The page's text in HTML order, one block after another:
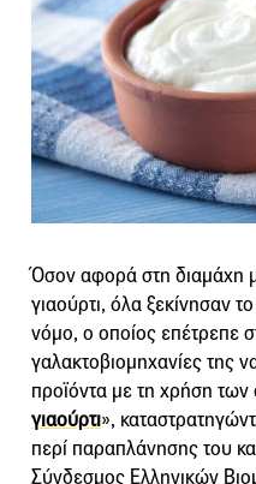
Όσον αφορά στη διαμάχη
γιαούρτι, όλα ξεκίνησαν
νόμο, ο οποίος επέτρεπε
γαλακτοβιομηχανίες της
προϊόντα με τη χρήση
γιαούρτι»,
περί παραπλάνησης του
Σύνδεσμος Ελληνικών